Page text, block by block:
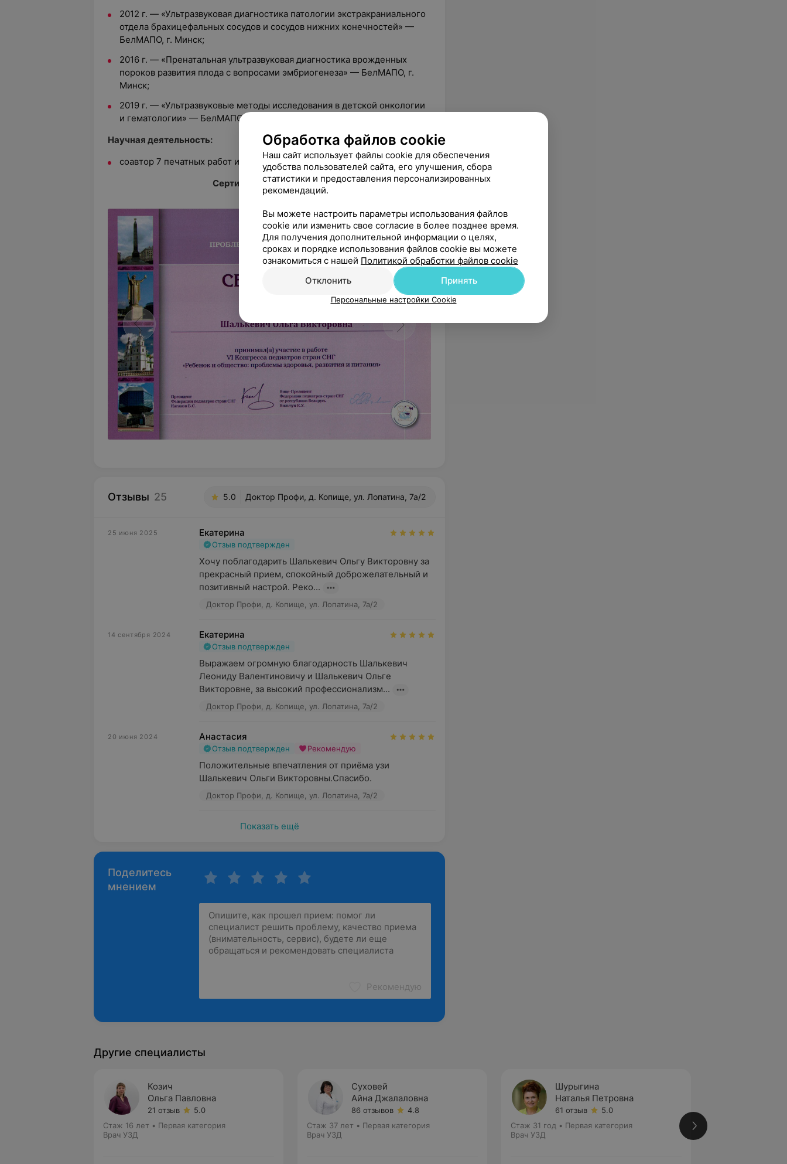
2012 г. — «Ультразвуковая диагностика патологии экстракраниального
отдела брахицефальных сосудов и сосудов нижних конечностей» —
БелМАПО, г. Минск;
2016 г. — «Пренатальная ультразвуковая диагностика врожденных
пороков развития плода с вопросами эмбриогенеза» — БелМАПО, г.
Минск;
2019 г. — «Ультразвуковые методы исследования в детской онкологии
и гематологии» — БелМАПО, г. Минск.
Научная деятельность:
соавтор 7 печатных работ и 3 патентов на изобретения.
Сертификаты и дипломы:
Отзывы 25 5.0 Доктор Профи, д. Копище, ул. Лопатина, 7а/2
25 июня 2025 Екатерина
Отзыв подтвержден
Хочу поблагодарить Шалькевич Ольгу Викторовну за
прекрасный прием, спокойный доброжелательный и
позитивный настрой. Реко...
Доктор Профи, д. Копище, ул. Лопатина, 7а/2
14 сентября 2024 Екатерина
Отзыв подтвержден
Выражаем огромную благодарность Шалькевич
Леониду Валентиновичу и Шалькевич Ольге
Викторовне, за высокий профессионализм...
Доктор Профи, д. Копище, ул. Лопатина, 7а/2
20 июня 2024 Анастасия
Отзыв подтвержден Рекомендую
Положительные впечатления от приёма узи
Шалькевич Ольги Викторовны.Спасибо.
Доктор Профи, д. Копище, ул. Лопатина, 7а/2
Показать ещё
Поделитесь
мнением
Рекомендую
Другие специалисты
Козич
Ольга Павловна
21 отзыв
5.0
Стаж 16 лет • Первая категория
Врач УЗД
Суховей
Айна Джалаловна
86 отзывов
4.8
Стаж 37 лет • Первая категория
Врач УЗД
Шурыгина
Наталья Петровна
61 отзыв
5.0
Стаж 31 год • Первая категория
Врач УЗД
Обработка файлов cookie
Наш сайт использует файлы cookie для обеспечения
удобства пользователей сайта, его улучшения, сбора
статистики и предоставления персонализированных
рекомендаций.
Вы можете настроить параметры использования файлов
cookie или изменить свое согласие в более позднее время.
Для получения дополнительной информации о целях,
сроках и порядке использования файлов cookie вы можете
ознакомиться с нашей Политикой обработки файлов cookie
Отклонить
Принять
Персональные настройки Cookie